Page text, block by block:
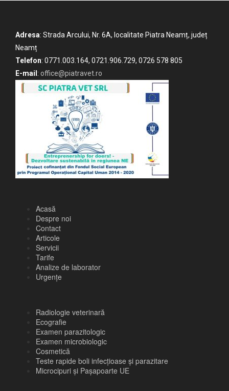
Adresa: Strada Arcului, Nr. 6A, localitate Piatra Neamț, județ
Neamț
Telefon: 0771.003.164, 0721.906.729, 0726 578 805
E-mail : office@piatravet.ro
Acasă
Despre noi
Contact
Articole
Servicii
Tarife
Analize de laborator
Urgențe
Radiologie veterinară
Ecografie
Examen parazitologic
Examen microbiologic
Cosmetică
Teste rapide boli infecțioase și parazitare
Microcipuri și Pașapoarte UE